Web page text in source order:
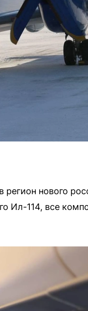
нового
Ил-114, все